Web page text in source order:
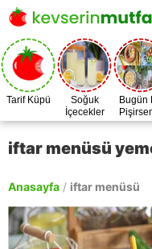
Tarif Küpü
Soğuk
İçecekler
Bugün
iftar menüsü
Anasayfa / iftar menüsü